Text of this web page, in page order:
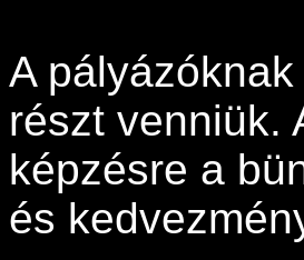
A
részt venniük.
képzésre a
és